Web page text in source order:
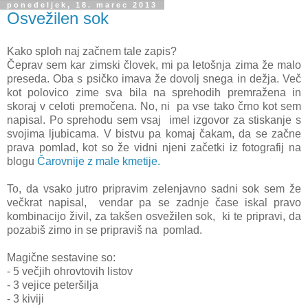
ponedeljek, 18. marec 2013
Osvežilen sok
Kako sploh naj začnem tale zapis?
Čeprav sem kar zimski človek, mi pa letošnja zima že malo
preseda. Oba s psičko imava že dovolj snega in dežja. Več
kot polovico zime sva bila na sprehodih premražena in
skoraj v celoti premočena. No, ni pa vse tako črno kot sem
napisal. Po sprehodu sem vsaj imel izgovor za stiskanje s
svojima ljubicama. V bistvu pa komaj čakam, da se začne
prava pomlad, kot so že vidni njeni začetki iz fotografij na
blogu Čarovnije z male kmetije.
To, da vsako jutro pripravim zelenjavno sadni sok sem že
večkrat napisal, vendar pa se zadnje čase iskal pravo
kombinacijo živil, za takšen osvežilen sok, ki te pripravi, da
pozabiš zimo in se pripraviš na pomlad.
Magične sestavine so:
- 5 večjih ohrovtovih listov
- 3 vejice peteršilja
- 3 kiviji